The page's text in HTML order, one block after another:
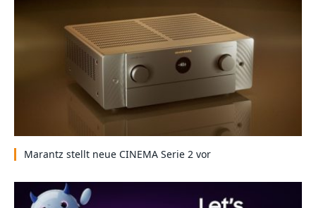
Marantz stellt neue CINEMA Serie 2 vor